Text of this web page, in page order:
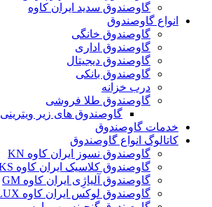
گاوصندوق سدید ایران کاوه
انواع گاوصندوق
گاوصندوق خانگی
گاوصندوق اداری
گاوصندوق دیجیتال
گاوصندوق بانکی
درب خزانه
گاوصندوق طلا فروشی
گاوصندوق های زیر ویترینی
خدمات گاوصندوق
کاتالوگ انواع گاوصندوق
گاوصندوق نسوز ایران کاوه KN
گاوصندوق کلاسیک ایران کاوه KS
گاوصندوق آلیاژِی ایران کاوه GM
گاوصندوق لوکس ایران کاوه LUX